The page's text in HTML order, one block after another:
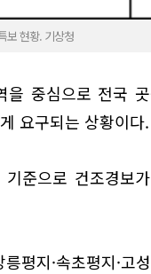
보 현황. 기상청
을 중심으로 전국
요구되는 상황이다.
준으로 건조경보
지·속초평지·고